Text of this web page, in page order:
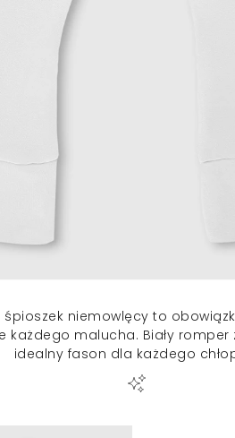
śpioszek niemowlęcy to
każdego malucha. Biały romper
idealny fason dla każdego